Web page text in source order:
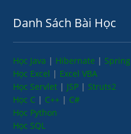
Danh Sách Bài Học
Học Java | Hibernate | Spring
Học Excel | Excel VBA
Học Servlet | JSP | Struts2
Học C | C++ | C#
Học Python
Học SQL